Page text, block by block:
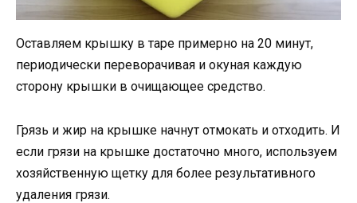
Оставляем крышку в таре примерно на 20 минут,
периодически переворачивая и окуная каждую
сторону крышки в очищающее средство.
Грязь и жир на крышке начнут отмокать и отходить. И
если грязи на крышке достаточно много, используем
хозяйственную щетку для более результативного
удаления грязи.